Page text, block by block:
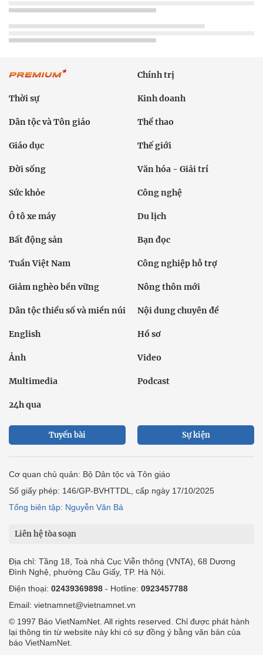
Chính trị
Thời sự Kinh doanh
Dân tộc và Tôn giáo Thể thao
Giáo dục Thế giới
Đời sống Văn hóa - Giải trí
Sức khỏe Công nghệ
Ô tô xe máy Du lịch
Bất động sản Bạn đọc
Tuần Việt Nam Công nghiệp hỗ trợ
Giảm nghèo bền vững Nông thôn mới
Dân tộc thiểu số và miền núi Nội dung chuyên đề
English Hồ sơ
Ảnh Video
Multimedia Podcast
24h qua
Tuyến bài Sự kiện
Cơ quan chủ quản: Bộ Dân tộc và Tôn giáo
Số giấy phép: 146/GP-BVHTTDL, cấp ngày 17/10/2025
Tổng biên tập: Nguyễn Văn Bá
Liên hệ tòa soạn
Địa chỉ: Tầng 18, Toà nhà Cục Viễn thông (VNTA), 68 Dương
Đình Nghệ, phường Cầu Giấy, TP. Hà Nội.
Điện thoại: 02439369898 - Hotline: 0923457788
Email: vietnamnet@vietnamnet.vn
© 1997 Báo VietNamNet. All rights reserved. Chỉ được phát hành
lại thông tin từ website này khi có sự đồng ý bằng văn bản của
báo VietNamNet.